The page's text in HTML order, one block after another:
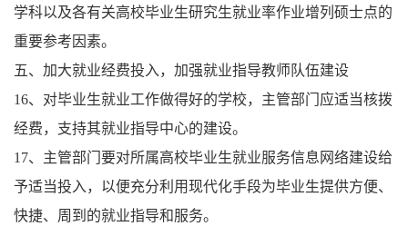
学科以及各有关高校毕业生研究生就业率作业增列硕士点的
重要参考因素。
五、加大就业经费投入，加强就业指导教师队伍建设
16、对毕业生就业工作做得好的学校，主管部门应适当核拨
经费，支持其就业指导中心的建设。
17、主管部门要对所属高校毕业生就业服务信息网络建设给
予适当投入，以便充分利用现代化手段为毕业生提供方便、
快捷、周到的就业指导和服务。